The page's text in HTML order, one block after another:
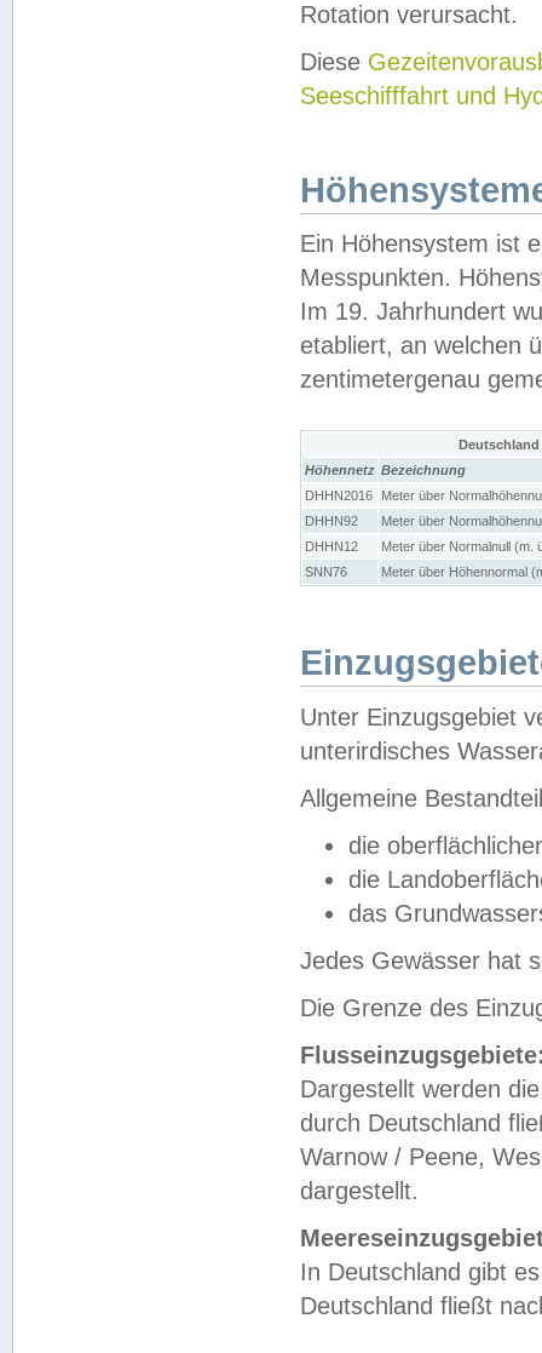
Rotation verursacht.
Diese
Seeschifffahrt und
Ein Höhensystem ist
Messpunkten.
Im 19. Jahrhundert
etabliert, an welchen
zentimetergenau
Höhennetz Bezeichnung
DHHN2016
Meter über
DHHN92
Meter über
DHHN12
Meter über Normalnull (m.
SNN76
Meter über Höhennormal
Unter Einzugsgebiet
unterirdisches
Allgemeine
die
die
das
Jedes Gewässer hat
Die Grenze des
Dargestellt werden
durch Deutschland
Warnow / Peene,
dargestellt.
In Deutschland gibt
Deutschland fließt